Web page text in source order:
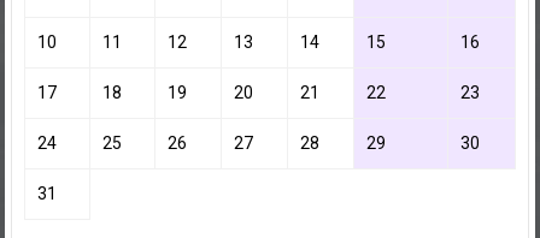
10 11 12 13 14 15 16
17 18 19 20 21 22 23
24 25 26 27 28 29 30
31